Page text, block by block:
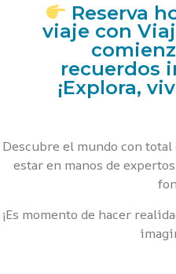
Reserva
viaje con
recuerdos
¡Explora,
Descubre el mundo con
estar en manos de
¡Es momento de hacer